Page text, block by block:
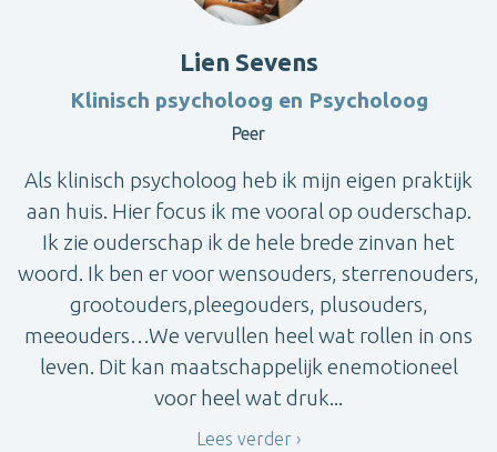
Lien Sevens
Klinisch psycholoog en Psycholoog
Peer
Als klinisch psycholoog heb ik mijn eigen praktijk
aan huis. Hier focus ik me vooral op ouderschap.
Ik zie ouderschap ik de hele brede zinvan het
woord. Ik ben er voor wensouders, sterrenouders,
grootouders,pleegouders, plusouders,
meeouders…We vervullen heel wat rollen in ons
leven. Dit kan maatschappelijk enemotioneel
voor heel wat druk...
Lees verder